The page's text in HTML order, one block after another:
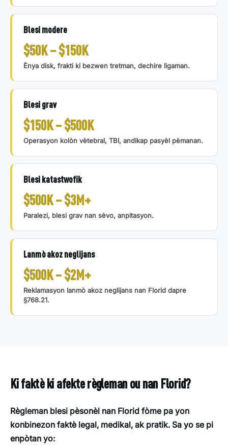
Blesi modere
$50K – $150K
Ènya disk, frakti ki bezwen tretman, dechire ligaman.
Blesi grav
$150K – $500K
Operasyon kolòn vètebral, TBI, andikap pasyèl pèmanan.
Blesi katastwofik
$500K – $3M+
Paralezi, blesi grav nan sèvo, anpitasyon.
Lanmò akoz neglijans
$500K – $2M+
Reklamasyon lanmò akoz neglijans nan Florid dapre
§768.21.
Ki faktè ki afekte règleman ou nan Florid?
Règleman blesi pèsonèl nan Florid fòme pa yon
konbinezon faktè legal, medikal, ak pratik. Sa yo se pi
enpòtan yo: